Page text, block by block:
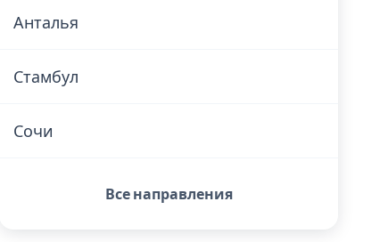
Анталья
Стамбул
Сочи
Все направления